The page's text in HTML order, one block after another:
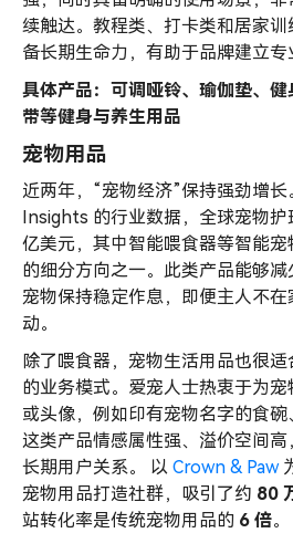
续触达。教程类、打卡类和居家
备长期生命力，有助于品牌建立专
具体产品：可调哑铃、瑜伽垫、
带等健身与养生用品
宠物用品
近两年，“宠物经济”保持强劲增
Insights 的行业数据，全球宠物
亿美元，其中智能喂食器等智能
的细分方向之一。此类产品能够
宠物保持稳定作息，即便主人不
动。
除了喂食器，宠物生活用品也很适
的业务模式。爱宠人士热衷于为
或头像，例如印有宠物名字的食碗
这类产品情感属性强、溢价空间
长期用户关系。 以 Crown & Paw
宠物用品打造社群，吸引了约 80
站转化率是传统宠物用品的 6 倍。